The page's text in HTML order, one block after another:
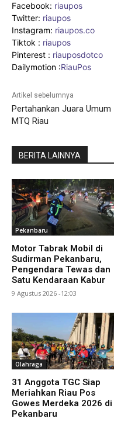
Facebook: riaupos
Twitter: riaupos
Instagram: riaupos.co
Tiktok : riaupos
Pinterest : riauposdotco
Dailymotion :RiauPos
Artikel sebelumnya
Pertahankan Juara Umum
MTQ Riau
BERITA LAINNYA
Pekanbaru
Motor Tabrak Mobil di
Sudirman Pekanbaru,
Pengendara Tewas dan
Satu Kendaraan Kabur
9 Agustus 2026 -12:03
Olahraga
31 Anggota TGC Siap
Meriahkan Riau Pos
Gowes Merdeka 2026 di
Pekanbaru